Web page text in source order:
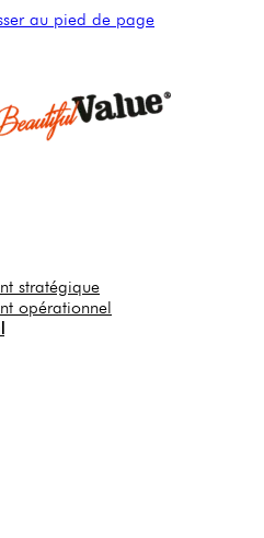
au pied de page
stratégique
opérationnel